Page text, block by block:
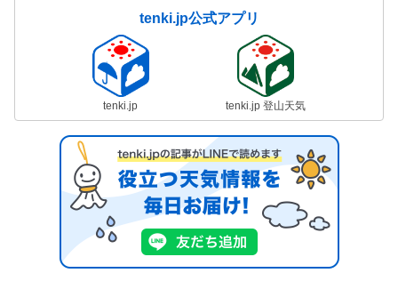
tenki.jp公式アプリ
tenki.jp tenki.jp 登山天気